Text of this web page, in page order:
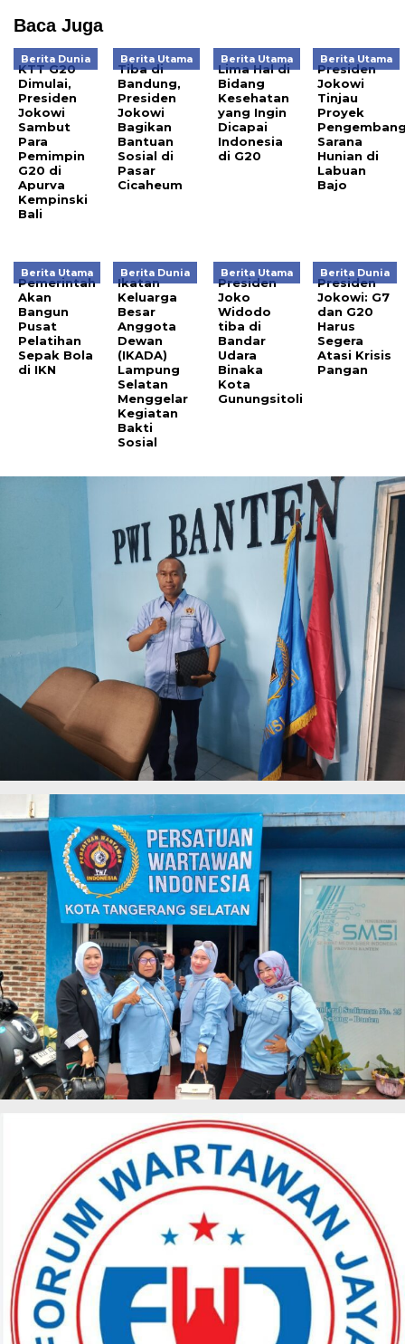
Baca Juga
Berita Dunia
KTT G20
Dimulai,
Presiden
Jokowi
Sambut
Para
Pemimpin
G20 di
Apurva
Kempinski
Bali
Berita Utama
Tiba di
Bandung,
Presiden
Jokowi
Bagikan
Bantuan
Sosial di
Pasar
Cicaheum
Berita Utama
Lima Hal di
Bidang
Kesehatan
yang Ingin
Dicapai
Indonesia
di G20
Berita Utama
Presiden
Jokowi
Tinjau
Proyek
Sarana
Hunian di
Labuan
Bajo
Berita Utama
Pemerintah
Akan
Bangun
Pusat
Pelatihan
Sepak Bola
di IKN
Berita Dunia
Ikatan
Keluarga
Besar
Anggota
Dewan
(IKADA)
Lampung
Selatan
Menggelar
Kegiatan
Bakti
Sosial
Berita Utama
Presiden
Joko
Widodo
tiba di
Bandar
Udara
Binaka
Kota
Gunungsitoli
Berita Dunia
Presiden
Jokowi: G7
dan G20
Harus
Segera
Atasi Krisis
Pangan